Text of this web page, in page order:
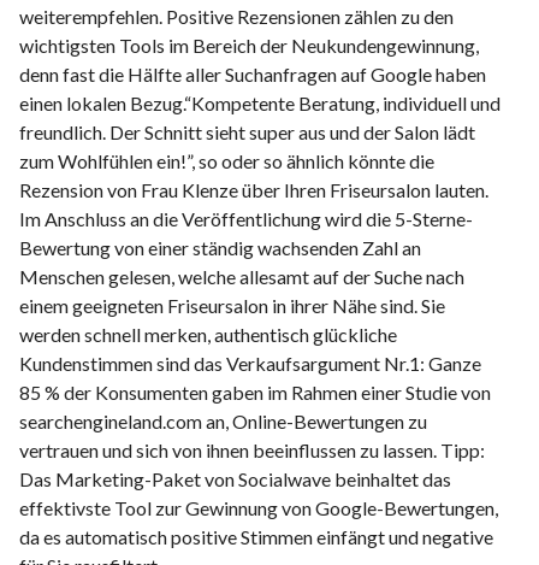
weiterempfehlen. Positive Rezensionen zählen zu den
wichtigsten Tools im Bereich der Neukundengewinnung,
denn fast die Hälfte aller Suchanfragen auf Google haben
einen lokalen Bezug.“Kompetente Beratung, individuell und
freundlich. Der Schnitt sieht super aus und der Salon lädt
zum Wohlfühlen ein!”, so oder so ähnlich könnte die
Rezension von Frau Klenze über Ihren Friseursalon lauten.
Im Anschluss an die Veröffentlichung wird die 5-Sterne-
Bewertung von einer ständig wachsenden Zahl an
Menschen gelesen, welche allesamt auf der Suche nach
einem geeigneten Friseursalon in ihrer Nähe sind. Sie
werden schnell merken, authentisch glückliche
Kundenstimmen sind das Verkaufsargument Nr.1: Ganze
85 % der Konsumenten gaben im Rahmen einer Studie von
searchengineland.com an, Online-Bewertungen zu
vertrauen und sich von ihnen beeinflussen zu lassen. Tipp:
Das Marketing-Paket von Socialwave beinhaltet das
effektivste Tool zur Gewinnung von Google-Bewertungen,
da es automatisch positive Stimmen einfängt und negative